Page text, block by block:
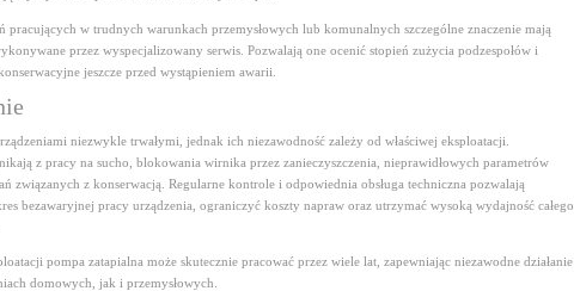
pracujących w trudnych warunkach przemysłowych lub komunalnych szczególne znaczenie mają
przez wyspecjalizowany serwis. Pozwalają one ocenić stopień zużycia podzespołów i
jeszcze przed wystąpieniem awarii.
niezwykle trwałymi, jednak ich niezawodność zależy od właściwej eksploatacji.
z pracy na sucho, blokowania wirnika przez zanieczyszczenia, nieprawidłowych parametrów
związanych z konserwacją. Regularne kontrole i odpowiednia obsługa techniczna pozwalają
bezawaryjnej pracy urządzenia, ograniczyć koszty napraw oraz utrzymać wysoką wydajność całego
pompa zatapialna może skutecznie pracować przez wiele lat, zapewniając niezawodne działanie
domowych, jak i przemysłowych.